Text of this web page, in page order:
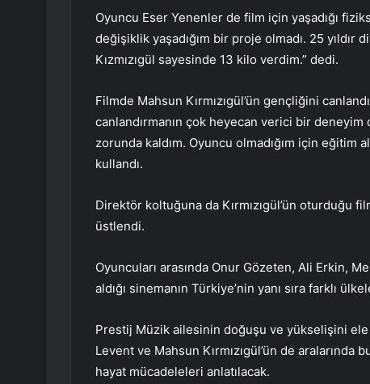
Oyuncu Eser Yenenler de film için yaşadığı
değişiklik yaşadığım bir proje olmadı. 25
Kızmızıgül sayesinde 13 kilo verdim.” dedi.
Filmde Mahsun Kırmızıgül’ün gençliğini
canlandırmanın çok heyecan verici bir
zorunda kaldım. Oyuncu olmadığım için eğitim
kullandı.
Direktör koltuğuna da Kırmızıgül’ün oturduğu
üstlendi.
Oyuncuları arasında Onur Gözeten, Ali Erkin,
aldığı sinemanın Türkiye’nin yanı sıra farklı
Prestij Müzik ailesinin doğuşu ve yükselişini
Levent ve Mahsun Kırmızıgül’ün de
hayat mücadeleleri anlatılacak.